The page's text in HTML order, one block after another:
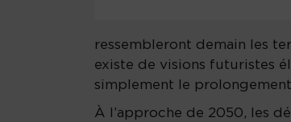
ressembleront demain les
existe de visions futuristes
simplement le
À l’approche de 2050, les